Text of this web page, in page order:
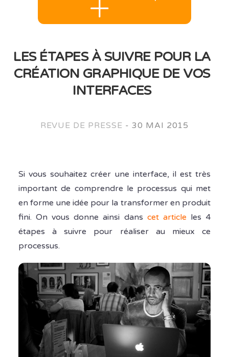
LES ÉTAPES À SUIVRE POUR LA
CRÉATION GRAPHIQUE DE VOS
INTERFACES
REVUE DE PRESSE - 30 MAI 2015
Si vous souhaitez créer une interface, il est très
important de comprendre le processus qui met
en forme une idée pour la transformer en produit
fini. On vous donne ainsi dans cet article les 4
étapes à suivre pour réaliser au mieux ce
processus.